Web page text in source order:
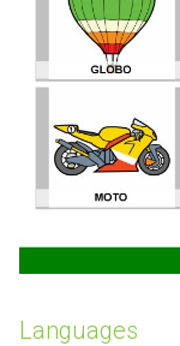
Languages